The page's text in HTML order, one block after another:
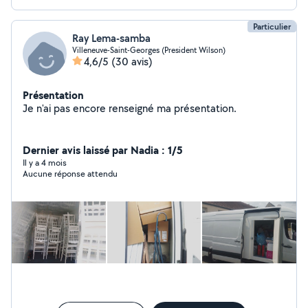
Particulier
Ray Lema-samba
Villeneuve-Saint-Georges (President Wilson)
4,6/5 (30 avis)
Présentation
Je n'ai pas encore renseigné ma présentation.
Dernier avis laissé par Nadia : 1/5
Il y a 4 mois
Aucune réponse attendu